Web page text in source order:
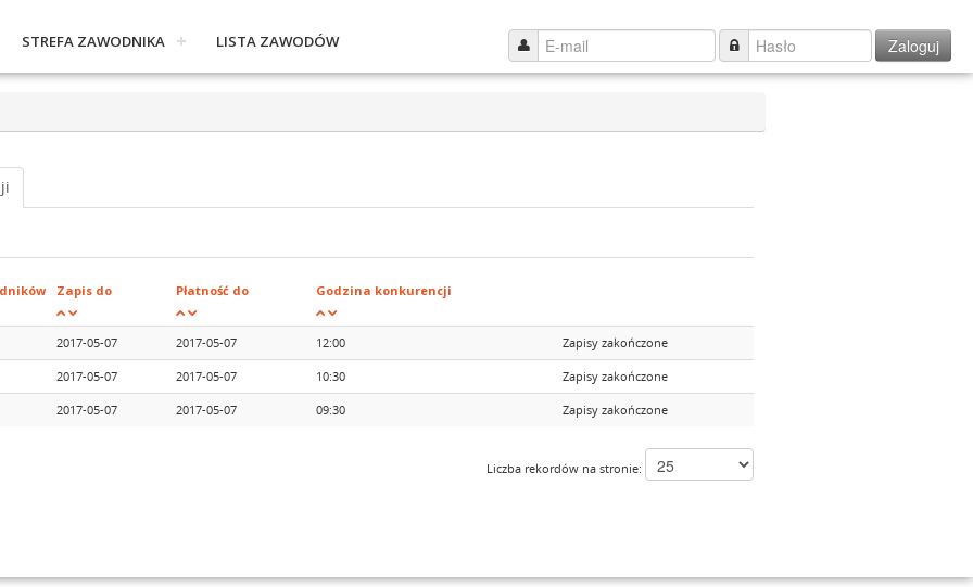
Zaloguj
STREFA ZAWODNIKA LISTA ZAWODÓW
Zapis do Płatność do Godzina konkurencji
2017-05-07 2017-05-07 12:00 Zapisy zakończone
2017-05-07 2017-05-07 10:30 Zapisy zakończone
2017-05-07 2017-05-07 09:30 Zapisy zakończone
Liczba rekordów na stronie: